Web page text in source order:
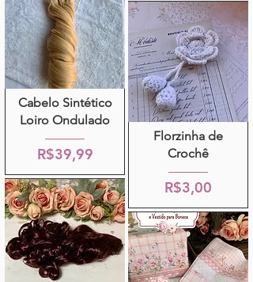
Cabelo Sintético
Loiro Ondulado
R$39,99
Florzinha de
Crochê
R$3,00